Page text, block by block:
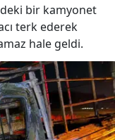
bir kamyonet
terk ederek
hale geldi.